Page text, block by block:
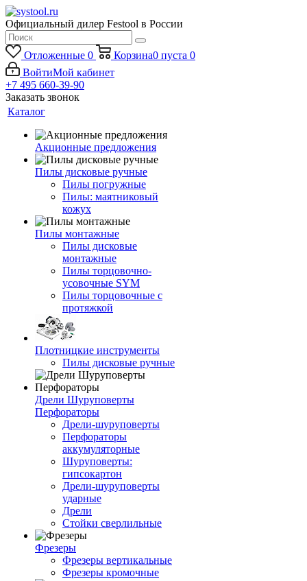
Официальный дилер Festool в России
Отложенные 0 Корзина0 пуста 0
ВойтиМой кабинет
+7 495 660-39-90
Заказать звонок
Каталог
Акционные предложения
Пилы дисковые ручные
Пилы погружные
Пилы: маятниковый
кожух
Пилы монтажные
Пилы дисковые
монтажные
Пилы торцовочно-
усовочные SYM
Пилы торцовочные с
протяжкой
Плотницкие инструменты
Пилы дисковые ручные
Дрели Шуруповерты
Перфораторы
Дрели-шуруповерты
Перфораторы
аккумуляторные
Шуруповерты:
гипсокартон
Дрели-шуруповерты
ударные
Дрели
Стойки сверлильные
Фрезеры
Фрезеры вертикальные
Фрезеры кромочные